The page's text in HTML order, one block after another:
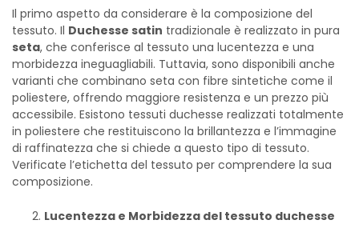
Il primo aspetto da considerare è la composizione del
tessuto. Il Duchesse satin tradizionale è realizzato in pura
seta, che conferisce al tessuto una lucentezza e una
morbidezza ineguagliabili. Tuttavia, sono disponibili anche
varianti che combinano seta con fibre sintetiche come il
poliestere, offrendo maggiore resistenza e un prezzo più
accessibile. Esistono tessuti duchesse realizzati totalmente
in poliestere che restituiscono la brillantezza e l’immagine
di raffinatezza che si chiede a questo tipo di tessuto.
Verificate l’etichetta del tessuto per comprendere la sua
composizione.
Lucentezza e Morbidezza del tessuto duchesse